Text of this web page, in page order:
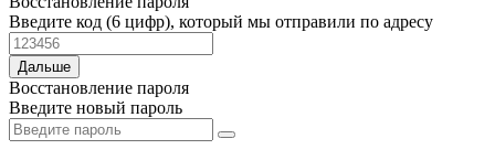
Введите код (6 цифр), который мы отправили по адресу
Дальше
Восстановление пароля
Введите новый пароль